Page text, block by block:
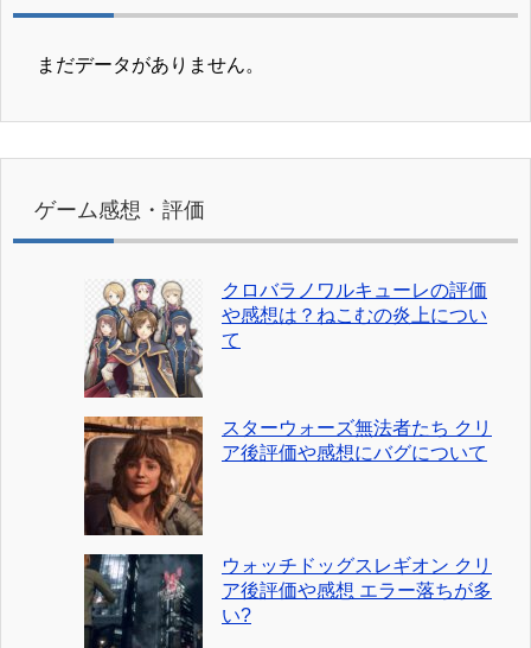
まだデータがありません。
ゲーム感想・評価
クロバラノワルキューレの評価
や感想は？ねこむの炎上につい
て
スターウォーズ無法者たち クリ
ア後評価や感想にバグについて
ウォッチドッグスレギオン クリ
ア後評価や感想 エラー落ちが多
い?